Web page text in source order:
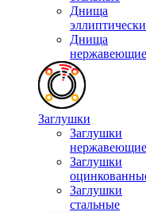
Днища
Днища
нержавеющие
Заглушки
Заглушки
нержавеющие
Заглушки
Заглушки
стальные